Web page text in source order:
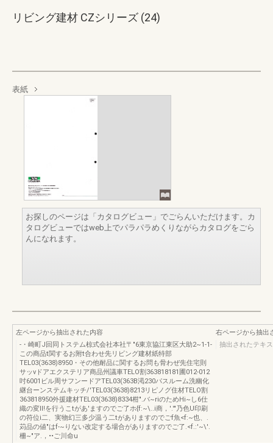
リビング建材 CZシリーズ (24)
表紙
お探しのページは「カタログビュー」でごらんいただけます。カ
タログビューではweb上でパラパラめくりながらカタログをごら
んになれます。
左ページから抽出された内容
-・崎町J回同トステム椋式会社本社〒"6東京協江東区大助2~1-1-
この商品t関するお附t合わせ先リビング建材紙特部
TEL03(3638)8950・その他耐品に関するお問も骨わぜ先住宅則
サッνドアエクステリア商品州議車TELO割363818181圃012-012
吋6001ビル周サフンードアTEL03(363B渇230パスルーム洗幽化
継台ーンステムキッチ/'TEL03(3638)8213リピノグ住材TELO割
363818950外援建材TEL03(3638)8334柑".バ~riのためHi~し6仕
織の変II!を行うこtがあ'ますのでご了ホ{f:~\..i商，'.'"乃色U印刷
の符位i二、実物幻三多少温う二tがありますのでごf魚<f:~也、.
苅品の値"はf-~りない改定する場合がありますのでご了.<f.:'~\'.
柵~"ア.，••ご川命u
右ページから抽出
抽出されたテキ